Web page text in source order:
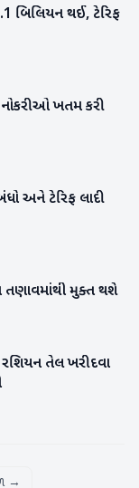
બિલિયન થઈ, ટેરિફ
નોકરીઓ ખતમ કરી
અને ટેરિફ લાદી
મુક્‍ત થશે
રશિયન તેલ ખરીદવા
→